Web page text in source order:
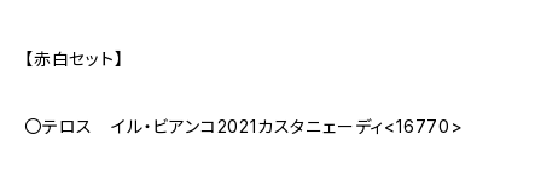
【赤白セット】
〇テロス イル・ビアンコ2021カスタニェーディ<16770>